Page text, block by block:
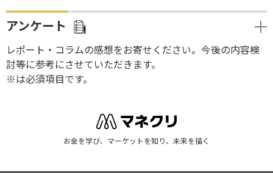
アンケート
レポート・コラムの感想をお寄せください。今後の内容検
討等に参考にさせていただきます。
※は必須項目です。
お金を学び、マーケットを知り、未来を描く